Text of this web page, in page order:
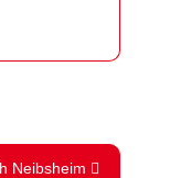
Neibsheim